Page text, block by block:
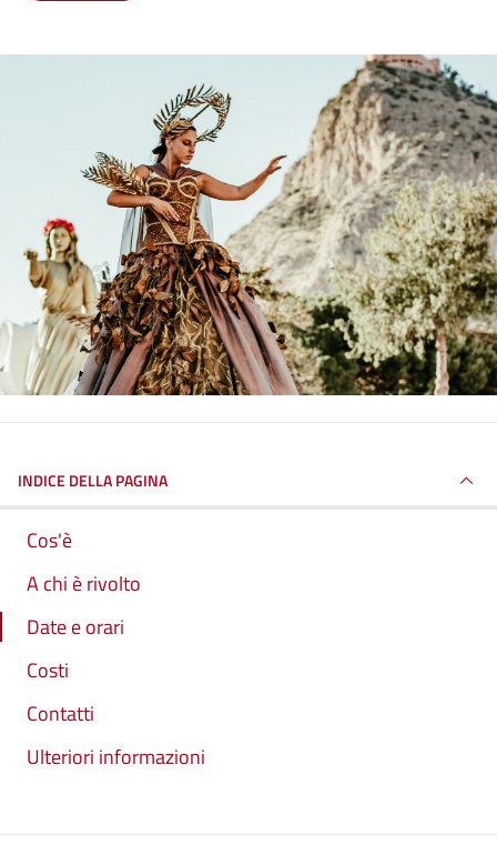
INDICE DELLA PAGINA
Cos'è
A chi è rivolto
Date e orari
Costi
Contatti
Ulteriori informazioni